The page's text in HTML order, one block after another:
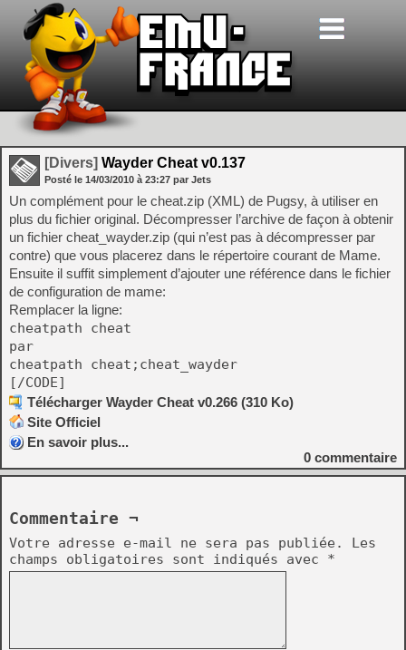
[Divers] Wayder Cheat v0.137
Posté le 14/03/2010 à 23:27 par Jets
Un complément pour le cheat.zip (XML) de Pugsy, à utiliser en
plus du fichier original. Décompresser l’archive de façon à obtenir
un fichier cheat_wayder.zip (qui n’est pas à décompresser par
contre) que vous placerez dans le répertoire courant de Mame.
Ensuite il suffit simplement d’ajouter une référence dans le fichier
de configuration de mame:
Remplacer la ligne:
cheatpath cheat
par
cheatpath cheat;cheat_wayder
[/CODE]
Télécharger Wayder Cheat v0.266 (310 Ko)
Site Officiel
En savoir plus...
0 commentaire
Commentaire ¬
Votre adresse e-mail ne sera pas publiée.
Les
champs obligatoires sont indiqués avec *